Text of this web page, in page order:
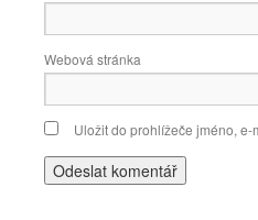
Webová stránka
Uložit do prohlížeče jméno,